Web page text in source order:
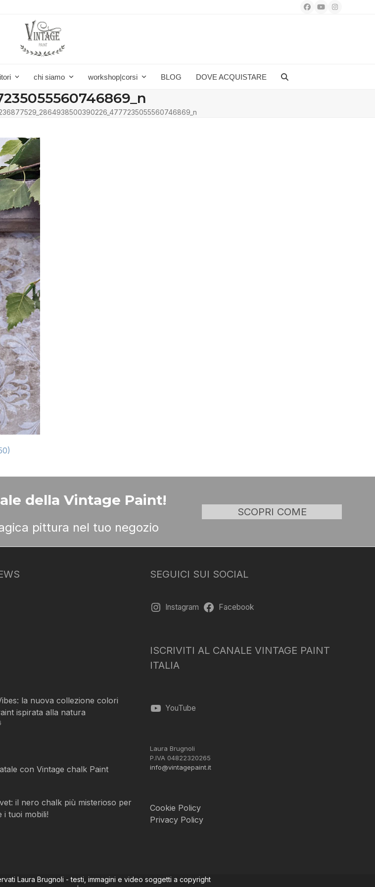
Facebook
YouTubeInstagram
chi siamo workshop|corsi BLOG DOVE ACQUISTARE
della Vintage Paint!
pittura nel tuo negozio
SCOPRI COME
la nuova collezione colori
ispirata alla natura
con Vintage chalk Paint
il nero chalk più misterioso per
i tuoi mobili!
SEGUICI SUI SOCIAL
Instagram Facebook
ISCRIVITI AL CANALE VINTAGE PAINT
ITALIA
YouTube
Laura Brugnoli
P.IVA 04822320265
info@vintagepaint.it
Cookie Policy
Privacy Policy
Laura Brugnoli - testi, immagini e video soggetti a copyright